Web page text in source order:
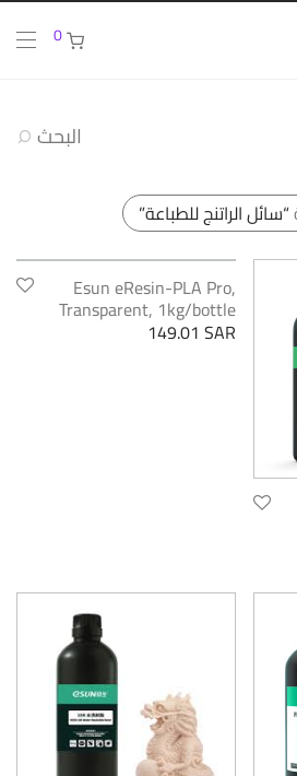
0
البحث
“سائل الراتنج للطباعة”
Esun eResin-PLA Pro,
Transparent, 1kg/bottle
149.01 SAR